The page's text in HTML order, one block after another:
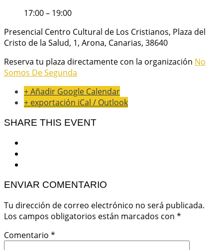
17:00 – 19:00
Presencial Centro Cultural de Los Cristianos, Plaza del
Cristo de la Salud, 1, Arona, Canarias, 38640
Reserva tu plaza directamente con la organización No
Somos De Segunda
+ Añadir Google Calendar
+ exportación iCal / Outlook
SHARE THIS EVENT
ENVIAR COMENTARIO
Tu dirección de correo electrónico no será publicada.
Los campos obligatorios están marcados con *
Comentario *